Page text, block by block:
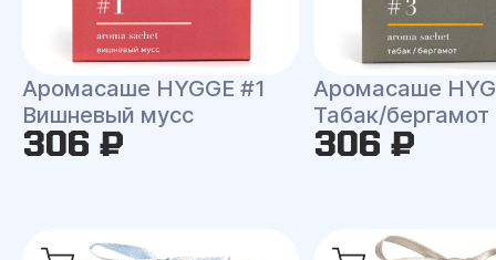
Аромасаше HYGGE #1
Вишневый мусс
306 ₽
Аромасаше
Табак/бергамот
306 ₽